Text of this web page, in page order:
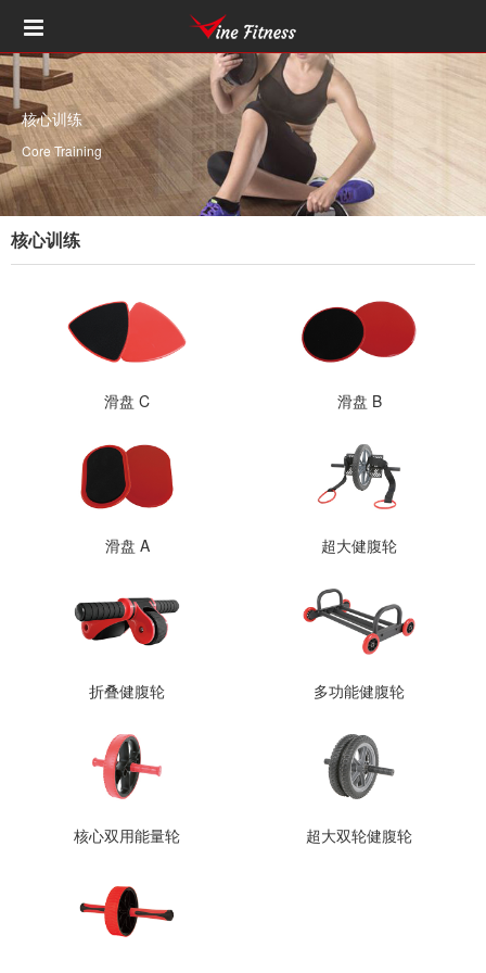
核心训练
Core Training
核心训练
滑盘 C 滑盘 B
滑盘 A 超大健腹轮
折叠健腹轮 多功能健腹轮
核心双用能量轮 超大双轮健腹轮